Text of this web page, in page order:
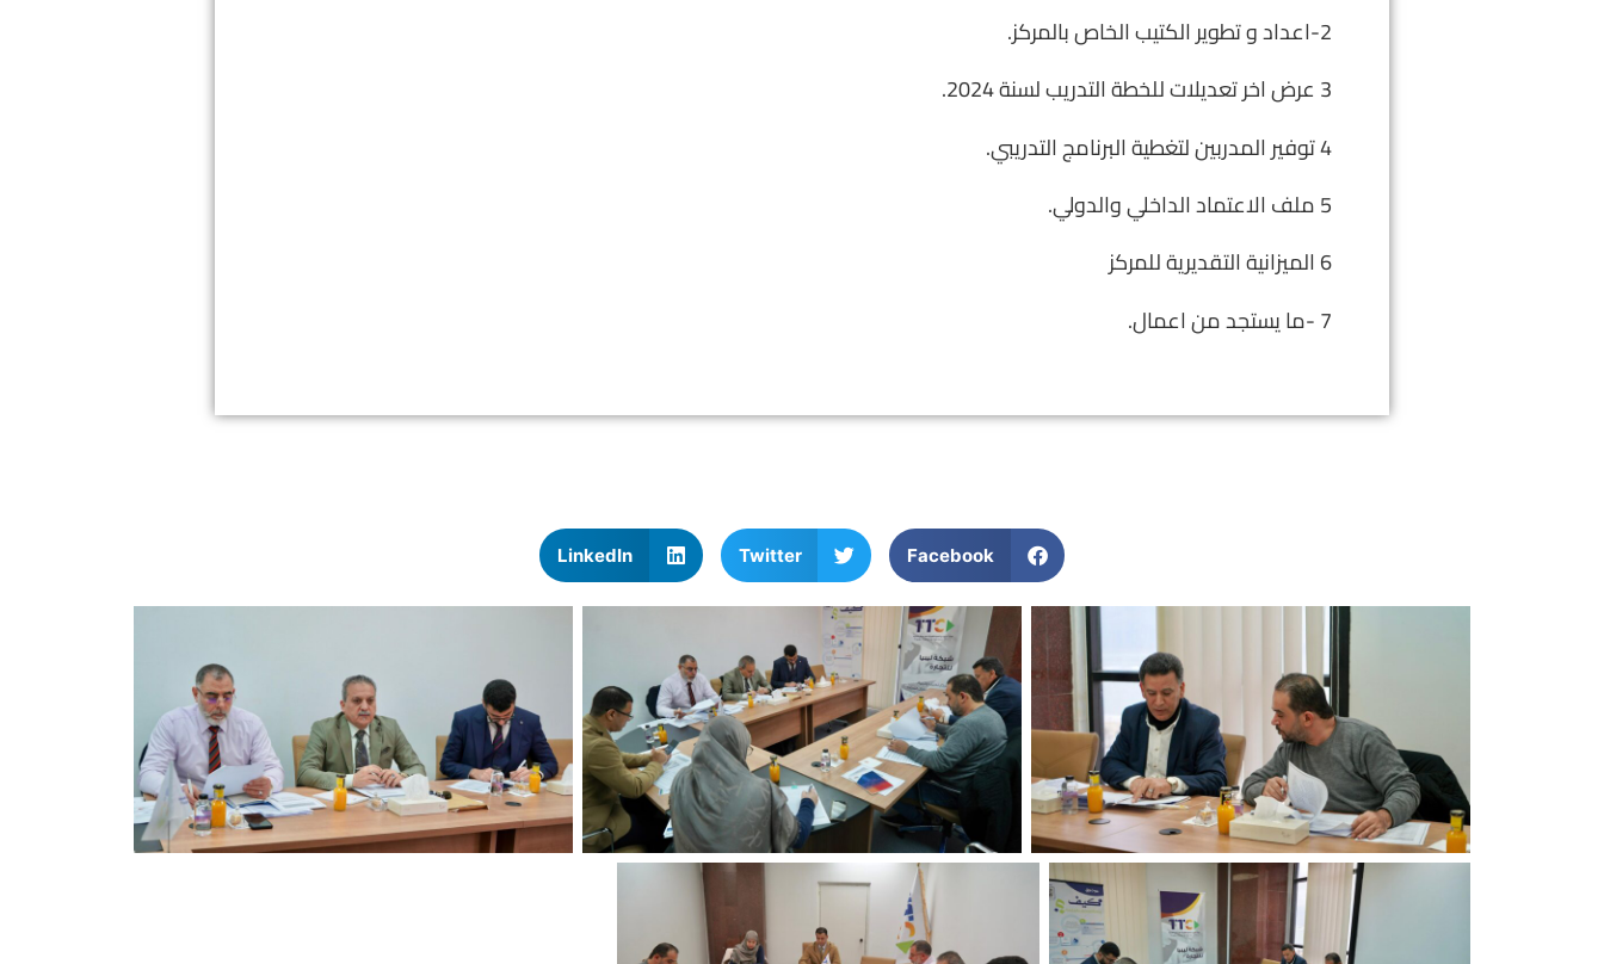
2-اعداد و تطوير الكتيب الخاص بالمركز.
3 عرض اخر تعديلات للخطة التدريب لسنة 2024.
4 توفير المدربين لتغطية البرنامج التدريبي.
5 ملف الاعتماد الداخلي والدولي.
6 الميزانية التقديرية للمركز
7 -ما يستجد من اعمال.
Facebook
Twitter
LinkedIn